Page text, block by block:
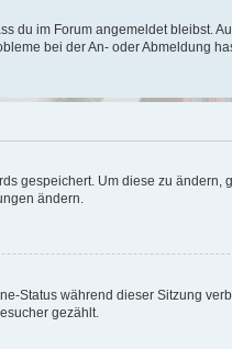
du im Forum angemeldet
bei der An- oder Abmeldung
gespeichert. Um diese zu ändern,
ändern.
Status während dieser Sitzung
gezählt.